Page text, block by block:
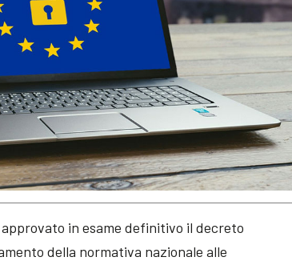
approvato in esame definitivo il decreto
della normativa nazionale alle